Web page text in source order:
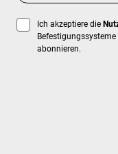
Ich akzeptiere die
abonnieren.